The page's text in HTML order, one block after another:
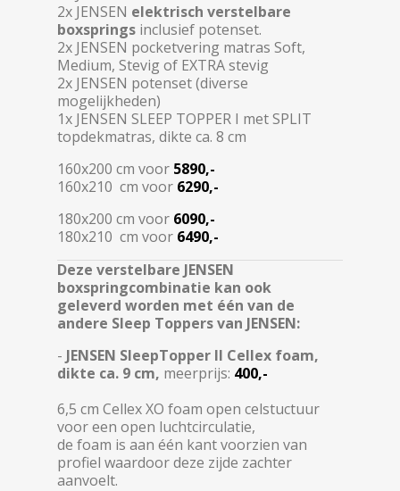
2x JENSEN elektrisch verstelbare
boxsprings inclusief potenset.
2x JENSEN pocketvering matras Soft,
Medium, Stevig of EXTRA stevig
2x JENSEN potenset (diverse
mogelijkheden)
1x JENSEN SLEEP TOPPER I met SPLIT
topdekmatras, dikte ca. 8 cm
160x200 cm voor 5890,-
160x210 cm voor 6290,-
180x200 cm voor 6090,-
180x210 cm voor 6490,-
Deze verstelbare JENSEN
boxspringcombinatie kan ook
geleverd worden met één van de
andere Sleep Toppers van JENSEN:
- JENSEN SleepTopper II Cellex foam,
dikte ca. 9 cm, meerprijs: 400,-
6,5 cm Cellex XO foam open celstuctuur
voor een open luchtcirculatie,
de foam is aan één kant voorzien van
profiel waardoor deze zijde zachter
aanvoelt.